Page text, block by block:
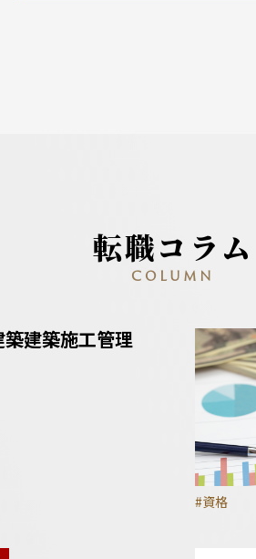
転職コラム
COLUMN
築建築施工管理
#資格